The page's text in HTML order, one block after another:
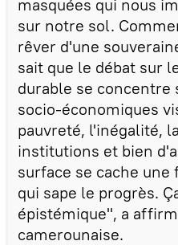
masquées qui nous
sur notre sol.
rêver d'une
sait que le débat sur
durable se concentre
socio-économiques
pauvreté, l'inégalité,
institutions et bien
surface se cache
qui sape le progrès.
épistémique", a
camerounaise.